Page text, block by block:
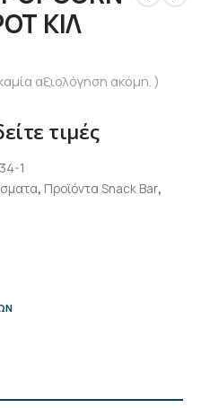
KIΛ
αξιολόγηση ακόμη. )
τιμές
1
, Προϊόντα Snack Bar,